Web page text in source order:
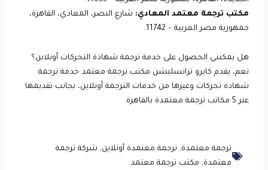
مكتب ترجمة معتمد المعادي: شارع النصر، المعادي، القاهرة،
جمهورية مصر العربية – 11742.
هل يمكنني الحصول على خدمة ترجمة شهادة التحركات أونلاين؟
نعم، يقدم كايرو ترانسليشن مكتب ترجمة معتمد خدمة ترجمة
شهادة تحركات وغيرها من خدمات الترجمة أونلاين، بجانب تقديمها
عبر 5 مكاتب ترجمة معتمدة بالقاهرة.
ترجمة معتمدة, ترجمة معتمدة أونلاين, شركة ترجمة
معتمدة, مكتب ترجمة معتمد